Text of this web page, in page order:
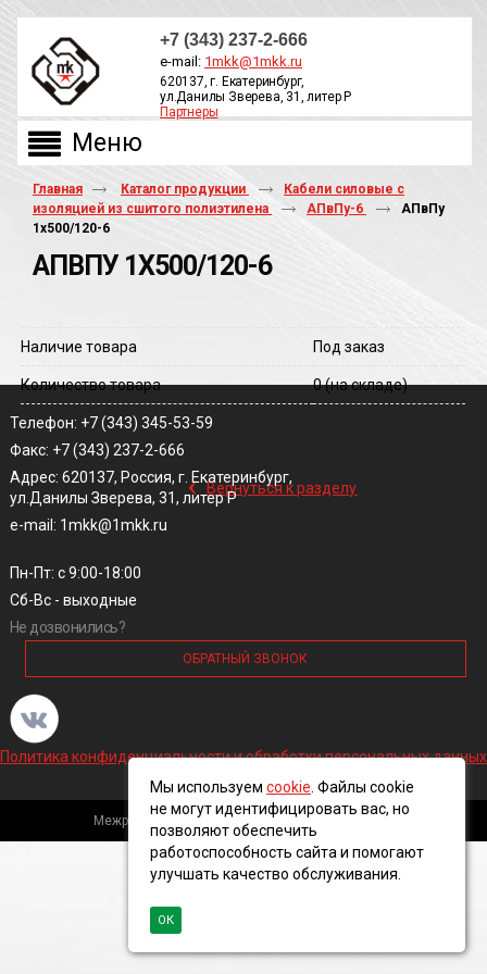
+7 (343) 237-2-666
e-mail: 1mkk@1mkk.ru
620137, г. Екатеринбург,
ул.Данилы Зверева, 31, литер Р
Партнеры
Главная Каталог продукции
Кабели силовые с
изоляцией из сшитого полиэтилена
АПвПу-6
АПвПу
1х500/120-6
АПВПУ 1Х500/120-6
Наличие товара Под заказ
Количество товара 0(на складе)
‹ Вернуться к разделу
Телефон: +7 (343) 345-53-59
Факс: +7 (343) 237-2-666
Адрес: 620137, Россия, г. Екатеринбург,
ул.Данилы Зверева, 31, литер Р
e-mail: 1mkk@1mkk.ru
Пн-Пт: с 9:00-18:00
Сб-Вс - выходные
Не дозвонились?
ОБРАТНЫЙ ЗВОНОК
Политика конфиденциальности и обработки персональных данных
Межрегиональная кабельная компания, 2016 ©
Мы используем cookie . Файлы cookie
не могут идентифицировать вас, но
позволяют обеспечить
работоспособность сайта и помогают
улучшать качество обслуживания.
ОК